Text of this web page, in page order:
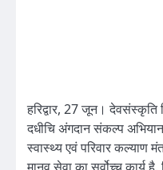
हरिद्वार, 27 जून। देवसंस्कृति
दधीचि अंगदान संकल्प
स्वास्थ्य एवं परिवार कल्याण
मानव सेवा का सर्वोच्च कार्य